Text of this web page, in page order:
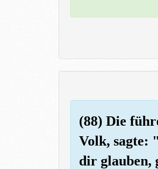
(88) Die
Volk, sagte:
dir glauben,